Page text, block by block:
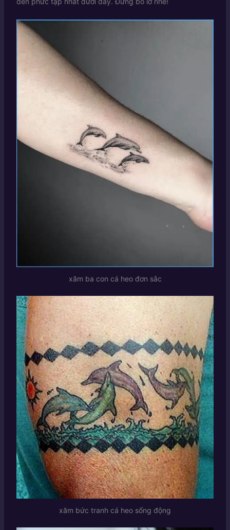
xăm ba con cá heo đơn sắc
xăm bức tranh cá heo sống động